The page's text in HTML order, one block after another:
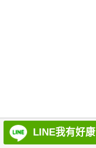
LINE我有好康